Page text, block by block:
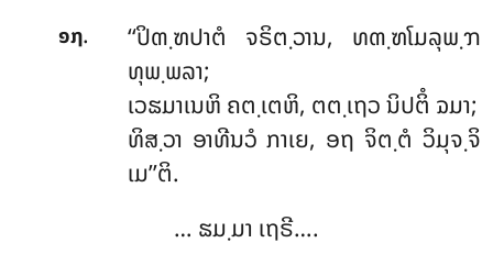
໑໗. ‘‘ປິຓ຺ຑປາຕໍ ຈຣິຕ຺ວານ, ທຓ຺ຑໂມລຸພ຺ຠ
ທຸພ຺ພລາ;
ເວຘມາເນຫິ ຄຕ຺ເຕຫິ, ຕຕ຺ເຖວ ນິປຕິໍ ຉມາ;
ທິສ຺ວາ ອາທີນວໍ ກາເຍ, ອຖ ຈິຕ຺ຕໍ ວິມຸຈ຺ຈິ
ເມ’’ຕິ.
… ຘມ຺ມາ ເຖຣີ….